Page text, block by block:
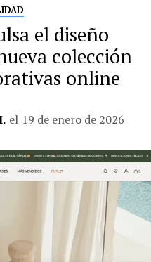
el diseño
colección
online
el 19 de enero de 2026